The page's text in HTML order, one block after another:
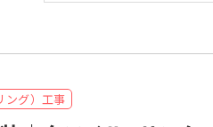
ング）工事